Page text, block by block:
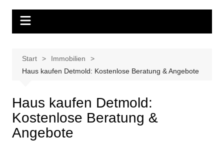
Start
Immobilien
Haus kaufen Detmold: Kostenlose Beratung & Angebote
Haus kaufen Detmold:
Kostenlose Beratung &
Angebote